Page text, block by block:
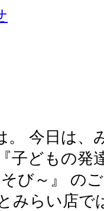
。 今日は、
子どもの発
び～』 の
みらい店で